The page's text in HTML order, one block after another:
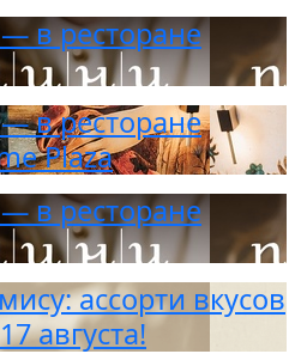
в ресторане
в ресторане
Plaza
в ресторане
ассорти вкусов
августа!